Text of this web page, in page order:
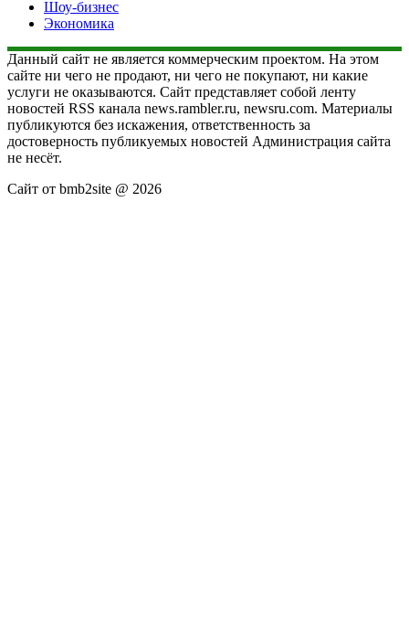
Шоу-бизнес
Экономика
Данный сайт не является коммерческим проектом. На этом
сайте ни чего не продают, ни чего не покупают, ни какие
услуги не оказываются. Сайт представляет собой ленту
новостей RSS канала news.rambler.ru, newsru.com. Материалы
публикуются без искажения, ответственность за
достоверность публикуемых новостей Администрация сайта
не несёт.
Сайт от bmb2site @ 2026